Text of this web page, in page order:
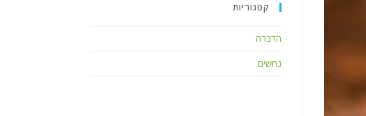
קטגוריות
הדברה
נחשים